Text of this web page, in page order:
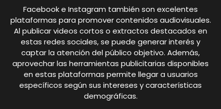
Facebook e Instagram también son excelentes
plataformas para promover contenidos audiovisuales.
Al publicar videos cortos o extractos destacados en
estas redes sociales, se puede generar interés y
captar la atención del público objetivo. Además,
aprovechar las herramientas publicitarias disponibles
en estas plataformas permite llegar a usuarios
específicos según sus intereses y características
demográficas.